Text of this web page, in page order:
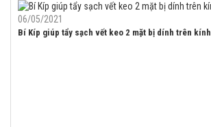
06/05/2021
Bí Kíp giúp tẩy sạch vết keo 2 mặt bị dính trên kính